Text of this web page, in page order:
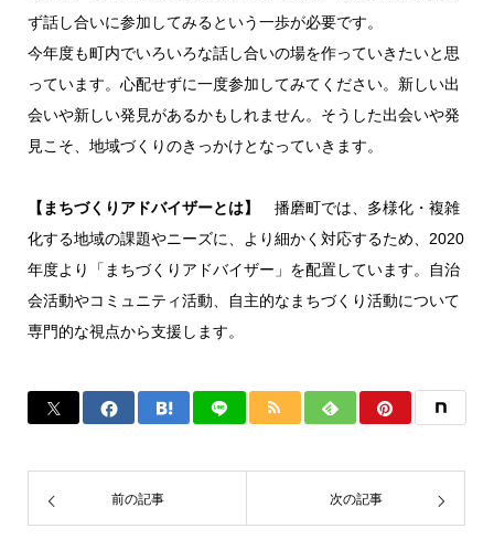
ず話し合いに参加してみるという一歩が必要です。
今年度も町内でいろいろな話し合いの場を作っていきたいと思
っています。心配せずに一度参加してみてください。新しい出
会いや新しい発見があるかもしれません。そうした出会いや発
見こそ、地域づくりのきっかけとなっていきます。
【まちづくりアドバイザーとは】
播磨町では、多様化・複雑
化する地域の課題やニーズに、より細かく対応するため、2020
年度より「まちづくりアドバイザー」を配置しています。自治
会活動やコミュニティ活動、自主的なまちづくり活動について
専門的な視点から支援します。
前の記事 次の記事